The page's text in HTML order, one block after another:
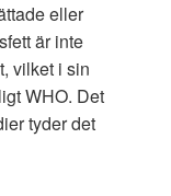
eller
är inte
vilket i sin
WHO. Det
tyder det